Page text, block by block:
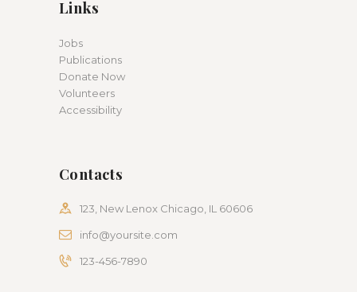
Links
Jobs
Publications
Donate Now
Volunteers
Accessibility
Contacts
123, New Lenox Chicago, IL 60606
info@yoursite.com
123-456-7890